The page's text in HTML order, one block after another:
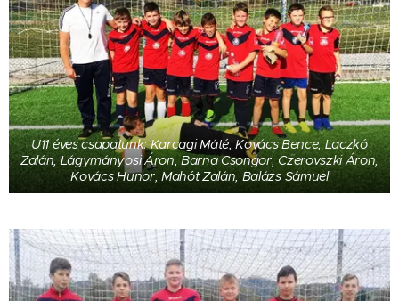
U11 éves csapatunk: Karcagi Máté, Kovács Bence, Laczkó
Zalán, Lágymányosi Áron, Barna Csongor, Czerovszki Áron,
Kovács Hunor, Mahót Zalán, Balázs Sámuel